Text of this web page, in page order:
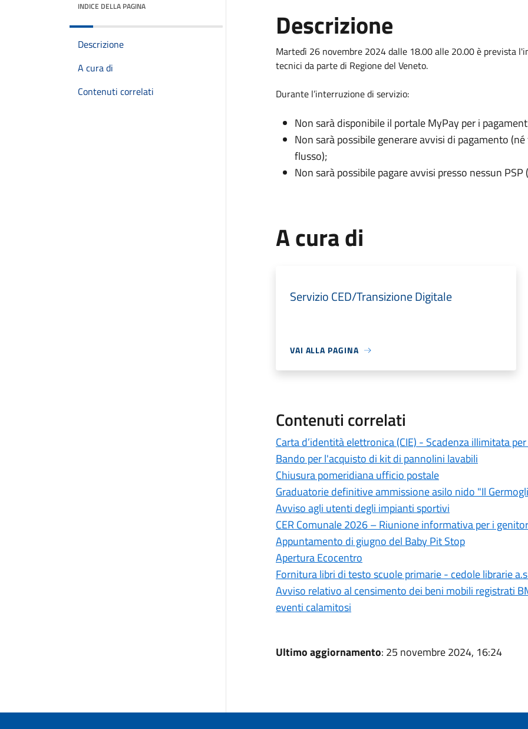
INDICE DELLA PAGINA
Descrizione
A cura di
Contenuti correlati
Descrizione
Martedì 26 novembre 2024 dalle 18.00 alle 20.00 è prevista
tecnici da parte di Regione del Veneto.
Durante l’interruzione di servizio:
Non sarà disponibile il portale MyPay per i
Non sarà possibile generare avvisi di pagamento
flusso);
Non sarà possibile pagare avvisi presso nessun
A cura di
Servizio CED/Transizione Digitale
VAI ALLA PAGINA
Contenuti correlati
Carta d’identità elettronica (CIE) - Scadenza illimitata
Bando per l'acquisto di kit di pannolini lavabili
Chiusura pomeridiana ufficio postale
Graduatorie definitive ammissione asilo nido "Il
Avviso agli utenti degli impianti sportivi
CER Comunale 2026 – Riunione informativa per i
Appuntamento di giugno del Baby Pit Stop
Apertura Ecocentro
Fornitura libri di testo scuole primarie - cedole librarie
Avviso relativo al censimento dei beni mobili registrati
eventi calamitosi
Ultimo aggiornamento: 25 novembre 2024, 16:24